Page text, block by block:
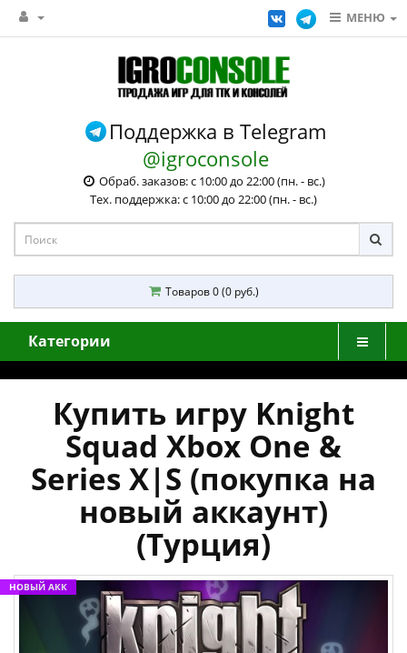
МЕНЮ
Поддержка в Telegram
@igroconsole
Обраб. заказов: с 10:00 до 22:00 (пн. - вс.)
Тех. поддержка: с 10:00 до 22:00 (пн. - вс.)
Товаров 0 (0 руб.)
Категории
Купить игру Knight
Squad Xbox One &
Series X|S (покупка на
новый аккаунт)
(Турция)
НОВЫЙ АКК